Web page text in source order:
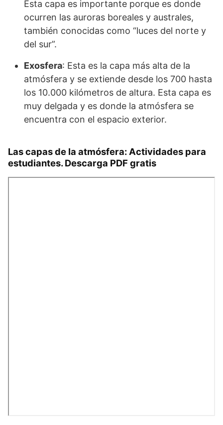
Esta capa es importante porque es donde
ocurren las auroras boreales y australes,
también conocidas como “luces del norte y
del sur”.
Exosfera: Esta es la capa más alta de la
atmósfera y se extiende desde los 700 hasta
los 10.000 kilómetros de altura. Esta capa es
muy delgada y es donde la atmósfera se
encuentra con el espacio exterior.
Las capas de la atmósfera: Actividades para
estudiantes. Descarga PDF gratis